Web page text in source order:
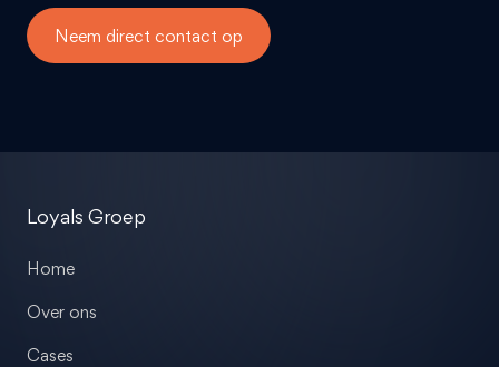
Neem direct contact op
Loyals Groep
Home
Over ons
Cases